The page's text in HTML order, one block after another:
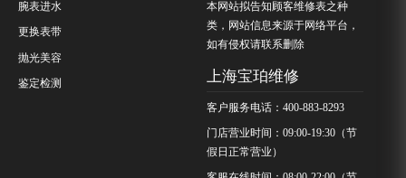
腕表进水
更换表带
抛光美容
鉴定检测
本网站拟告知顾客维修表之种
类，网站信息来源于网络平台，
如有侵权请联系删除
上海宝珀维修
客户服务电话：400-883-8293
门店营业时间：09:00-19:30（节
假日正常营业）